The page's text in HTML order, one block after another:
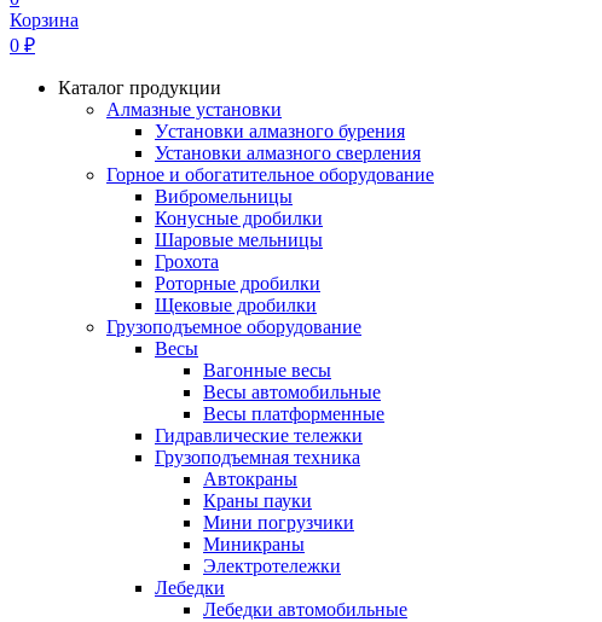
Корзина
0 ₽
Каталог продукции
Алмазные установки
Уcтановки алмазного бурения
Установки алмазного сверления
Горное и обогатительное оборудование
Вибромельницы
Конусные дробилки
Шаровые мельницы
Грохота
Роторные дробилки
Щековые дробилки
Грузоподъемное оборудование
Весы
Вагонные весы
Весы автомобильные
Весы платформенные
Гидравлические тележки
Грузоподъемная техника
Автокраны
Краны пауки
Мини погрузчики
Миникраны
Электротележки
Лебедки
Лебедки автомобильные